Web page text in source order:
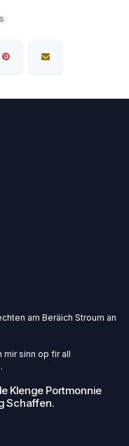
am Beräich Stroum an
mir sinn op fir all
Klenge Portmonnie
Schaffen.